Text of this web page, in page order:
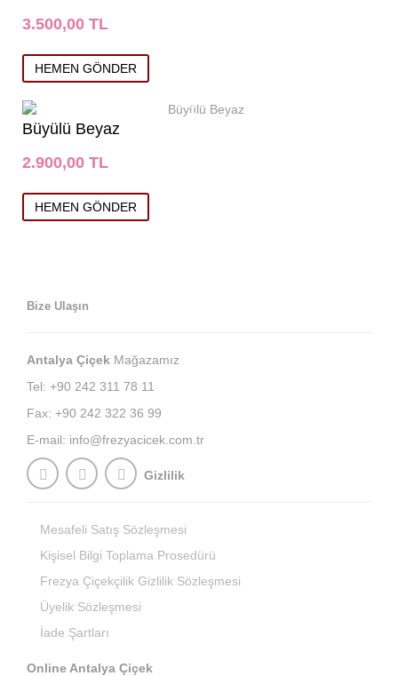
3.500,00 TL
Büyülü Beyaz
2.900,00 TL
Bize Ulaşın
Antalya Çiçek Mağazamız
Tel: +90 242 311 78 11
Fax: +90 242 322 36 99
E-mail: info@frezyacicek.com.tr
Gizlilik
Mesafeli Satış Sözleşmesi
Kişisel Bilgi Toplama Prosedürü
Frezya Çiçekçilik Gizlilik Sözleşmesi
Üyelik Sözleşmesi
İade Şartları
Online Antalya Çiçek